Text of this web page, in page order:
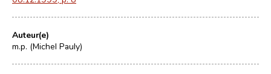
Auteur(e)
m.p. (Michel Pauly)